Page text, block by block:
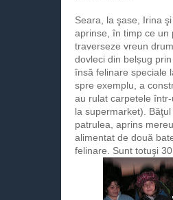
Seara, la şase, Irina
aprinse, în timp ce un
traverseze vreun
dovleci din belșug
însă felinare speciale
spre exemplu, a
au rulat carpetele
la supermarket).
patrulea, aprins
alimentat de două
felinare. Sunt totuşi